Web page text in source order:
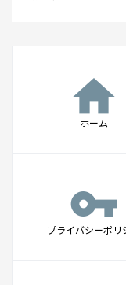
home
ホーム
vpn_key
プライバシーポリ